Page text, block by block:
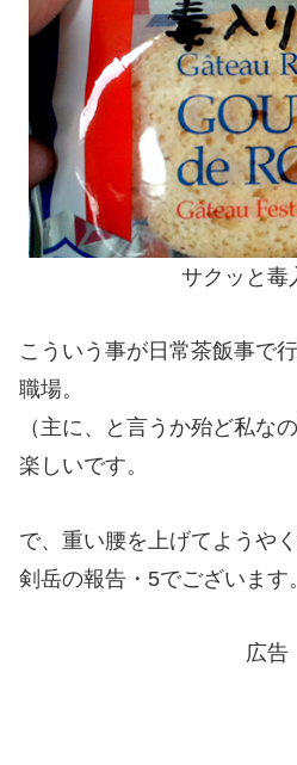
サクッと毒
こういう事が日常茶飯事で
職場。
（主に、と言うか殆ど私な
楽しいです。
で、重い腰を上げてようやく
剣岳の報告・5でございます。
広告